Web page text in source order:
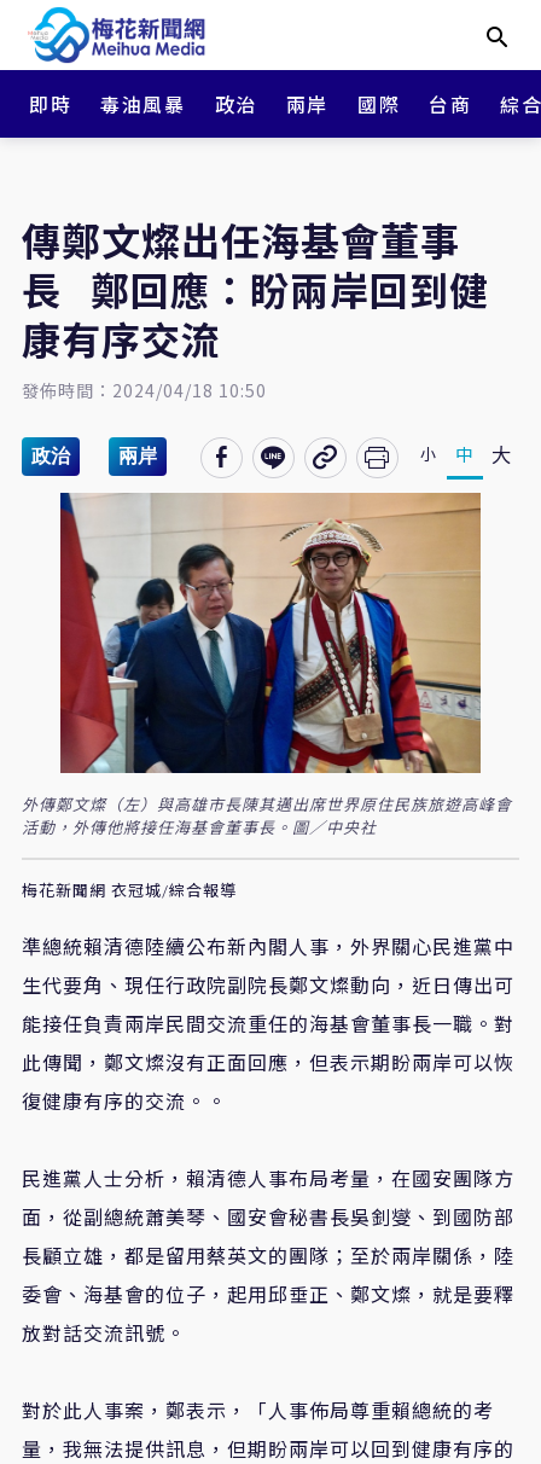
即時 毒油風暴 政治 兩岸 國際 台商 綜
傳鄭文燦出任海基會董事
長 鄭回應：盼兩岸回到健
康有序交流
發佈時間：2024/04/18 10:50
政治 兩岸 小 中 大
外傳鄭文燦（左）與高雄市長陳其邁出席世界原住民族旅遊高峰會
活動，外傳他將接任海基會董事長。圖／中央社
梅花新聞網 衣冠城/綜合報導
準總統賴清德陸續公布新內閣人事，外界關心民進黨中
生代要角、現任行政院副院長鄭文燦動向，近日傳出可
能接任負責兩岸民間交流重任的海基會董事長一職。對
此傳聞，鄭文燦沒有正面回應，但表示期盼兩岸可以恢
復健康有序的交流。。
民進黨人士分析，賴清德人事布局考量，在國安團隊方
面，從副總統蕭美琴、國安會秘書長吳釗燮、到國防部
長顧立雄，都是留用蔡英文的團隊；至於兩岸關係，陸
委會、海基會的位子，起用邱垂正、鄭文燦，就是要釋
放對話交流訊號。
對於此人事案，鄭表示，「人事佈局尊重賴總統的考
量，我無法提供訊息，但期盼兩岸可以回到健康有序的